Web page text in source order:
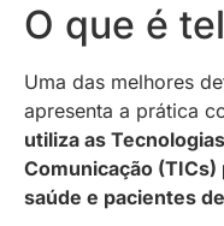
O que é
Uma das melhores
apresenta a prática
utiliza as
Comunicação
saúde e pacientes